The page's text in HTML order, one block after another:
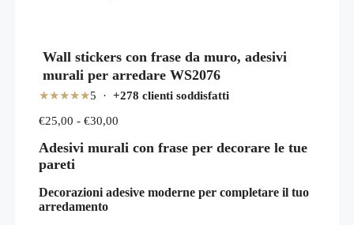
Wall stickers con frase da muro, adesivi
murali per arredare WS2076
★★★★★5 · +278 clienti soddisfatti
€25,00 - €30,00
prezzo:
a
€30,00
Adesivi murali con frase per decorare le tue
pareti
Decorazioni adesive moderne per completare il tuo
arredamento